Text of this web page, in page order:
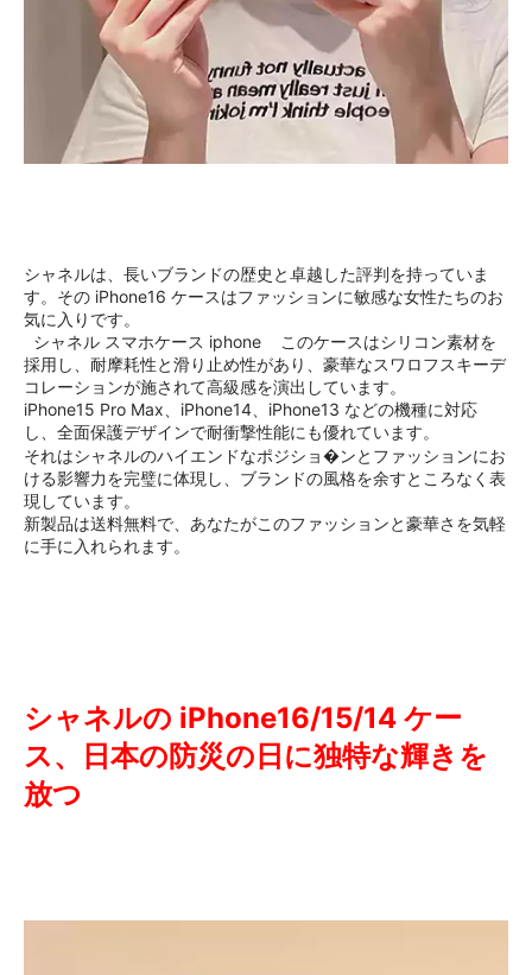
シャネルは、長いブランドの歴史と卓越した評判を持っていま
す。その iPhone16 ケースはファッションに敏感な女性たちのお
気に入りです。
シャネル スマホケース iphone このケースはシリコン素材を
採用し、耐摩耗性と滑り止め性があり、豪華なスワロフスキーデ
コレーションが施されて高級感を演出しています。
iPhone15 Pro Max、iPhone14、iPhone13 などの機種に対応
し、全面保護デザインで耐衝撃性能にも優れています。
それはシャネルのハイエンドなポジショ�ンとファッションにお
ける影響力を完璧に体現し、ブランドの風格を余すところなく表
現しています。
新製品は送料無料で、あなたがこのファッションと豪華さを気軽
に手に入れられます。
シャネルの iPhone16/15/14 ケー
ス、日本の防災の日に独特な輝きを
放つ